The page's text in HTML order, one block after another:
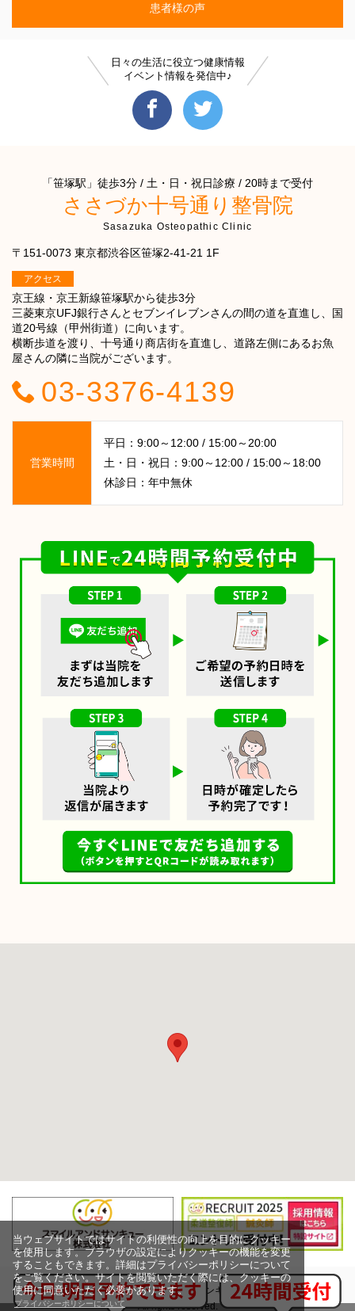
当ウェブサイトではサイトの利便性の向上を目的にクッキー
を使用します。ブラウザの設定によりクッキーの機能を変更
することもできます。詳細はプライバシーポリシーについて
をご覧ください。サイトを閲覧いただく際には、クッキーの
使用に同意いただく必要があります。
プライバシーポリシーについて
患者様の声
日々の生活に役立つ健康情報
イベント情報を発信中♪
「笹塚駅」徒歩3分 / 土・日・祝日診療 / 20時まで受付
ささづか十号通り整骨院
Sasazuka Osteopathic Clinic
〒151-0073 東京都渋谷区笹塚2-41-21 1F
アクセス
京王線・京王新線笹塚駅から徒歩3分
三菱東京UFJ銀行さんとセブンイレブンさんの間の道を直進し、国
道20号線（甲州街道）に向います。
横断歩道を渡り、十号通り商店街を直進し、道路左側にあるお魚
屋さんの隣に当院がございます。
03-3376-4139
営業時間
平日：9:00～12:00 / 15:00～20:00
土・日・祝日：9:00～12:00 / 15:00～18:00
休診日：年中無休
Copyright (c) スマイルアンドサンキュー株式会社,
All rights reserved.